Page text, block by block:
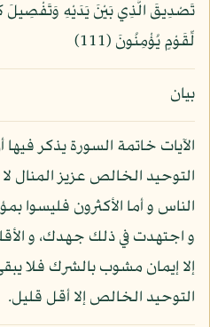
تَصْدِيقَ الَّذِي بَيْنَ يَدَيْهِ
لِّقَوْمٍ يُؤْمِنُونَ (111)
بيان
الآيات خاتمة السورة يذكر فيها
التوحيد الخالص عزيز المنال
الناس و أما الأكثرون فليسوا
و اجتهدت في ذلك جهدك، و
إلا إيمان مشوب بالشرك فلا
التوحيد الخالص إلا أقل قليل.